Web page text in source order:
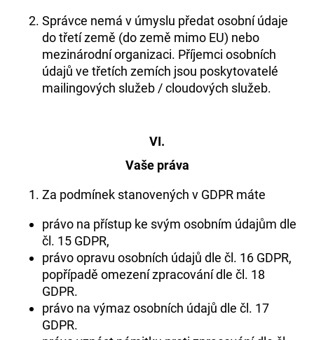
Správce nemá v úmyslu předat osobní údaje
do třetí země (do země mimo EU) nebo
mezinárodní organizaci. Příjemci osobních
údajů ve třetích zemích jsou poskytovatelé
mailingových služeb / cloudových služeb.
VI.
Vaše práva
Za podmínek stanovených v GDPR máte
právo na přístup ke svým osobním údajům dle
čl. 15 GDPR,
právo opravu osobních údajů dle čl. 16 GDPR,
popřípadě omezení zpracování dle čl. 18
GDPR.
právo na výmaz osobních údajů dle čl. 17
GDPR.